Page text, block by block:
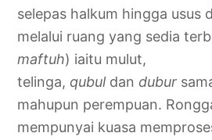
selepas halkum hingga usus
melalui ruang yang sedia
maftuh) iaitu mulut,
telinga, qubul dan dubur
mahupun perempuan.
mempunyai kuasa